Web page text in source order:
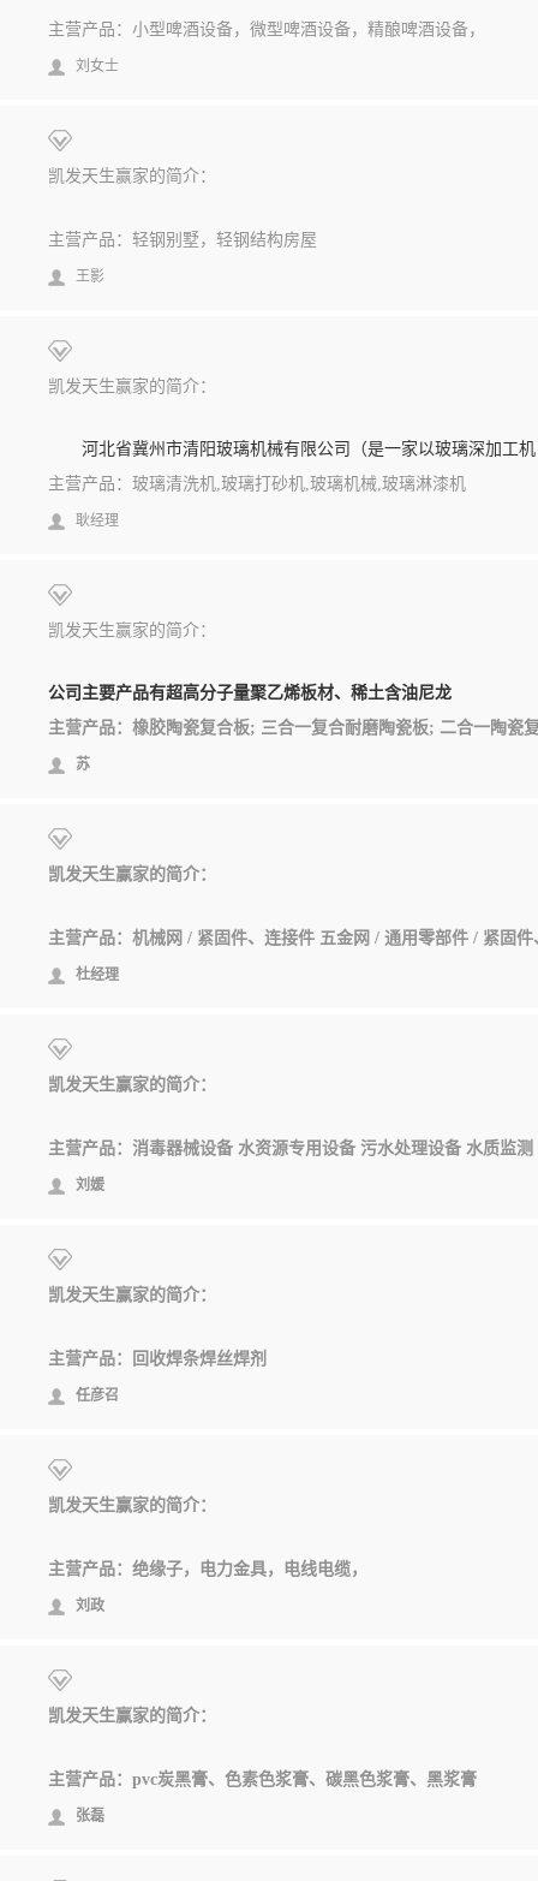
主营产品：小型啤酒设备，微型啤酒设备，精酿啤酒设备，
刘女士
凯发天生赢家的简介：
主营产品：轻钢别墅，轻钢结构房屋
王影
凯发天生赢家的简介：
河北省冀州市清阳玻璃机械有限公司（是一家以玻璃深加工机
主营产品：玻璃清洗机,玻璃打砂机,玻璃机械,玻璃淋漆机
耿经理
凯发天生赢家的简介：
公司主要产品有超高分子量聚乙烯板材、稀土含油尼龙
苏
凯发天生赢家的简介：
杜经理
凯发天生赢家的简介：
主营产品：消毒器械设备 水资源专用设备 污水处理设备 水质监测
刘媛
凯发天生赢家的简介：
主营产品：回收焊条焊丝焊剂
任彦召
凯发天生赢家的简介：
主营产品：绝缘子，电力金具，电线电缆，
刘政
凯发天生赢家的简介：
主营产品：pvc炭黑膏、色素色浆膏、碳黑色浆膏、黑浆膏
张磊